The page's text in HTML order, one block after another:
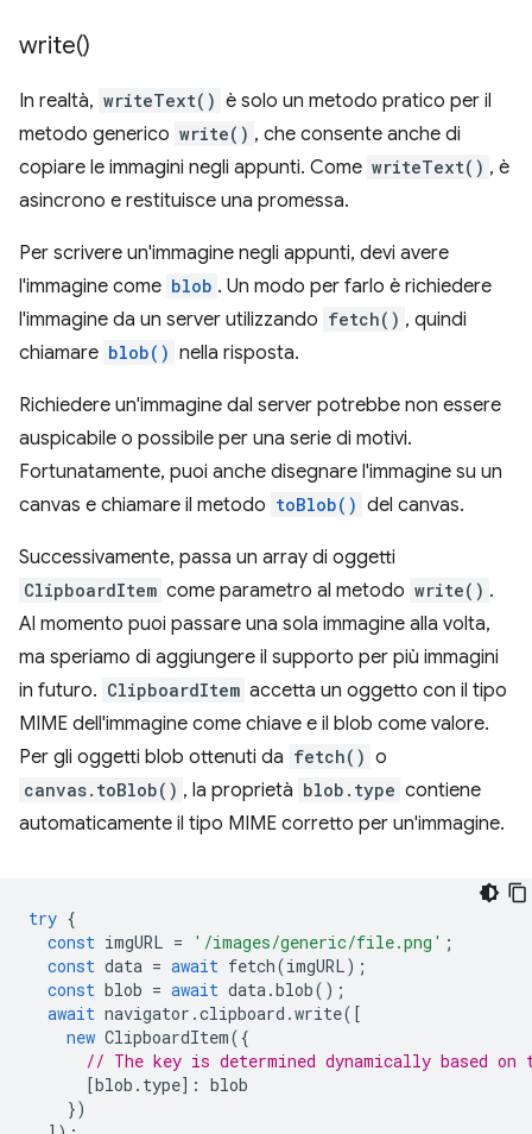
write()
In realtà, writeText() è solo un metodo pratico per il
metodo generico write() , che consente anche di
copiare le immagini negli appunti. Come writeText() , è
asincrono e restituisce una promessa.
Per scrivere un'immagine negli appunti, devi avere
l'immagine come blob . Un modo per farlo è richiedere
l'immagine da un server utilizzando fetch() , quindi
chiamare blob() nella risposta.
Richiedere un'immagine dal server potrebbe non essere
auspicabile o possibile per una serie di motivi.
Fortunatamente, puoi anche disegnare l'immagine su un
canvas e chiamare il metodo toBlob() del canvas.
Successivamente, passa un array di oggetti
ClipboardItem come parametro al metodo write() .
Al momento puoi passare una sola immagine alla volta,
ma speriamo di aggiungere il supporto per più immagini
in futuro. ClipboardItem accetta un oggetto con il tipo
MIME dell'immagine come chiave e il blob come valore.
Per gli oggetti blob ottenuti da fetch() o
canvas.toBlob() , la proprietà blob.type contiene
automaticamente il tipo MIME corretto per un'immagine.
try {
const imgURL = '/images/generic/file.png' ;
const data = await fetch(imgURL);
const blob = await data.blob();
await navigator .clipboard .write([
new ClipboardItem({
// The key is determined dynamically based
[blob . type] : blob
})